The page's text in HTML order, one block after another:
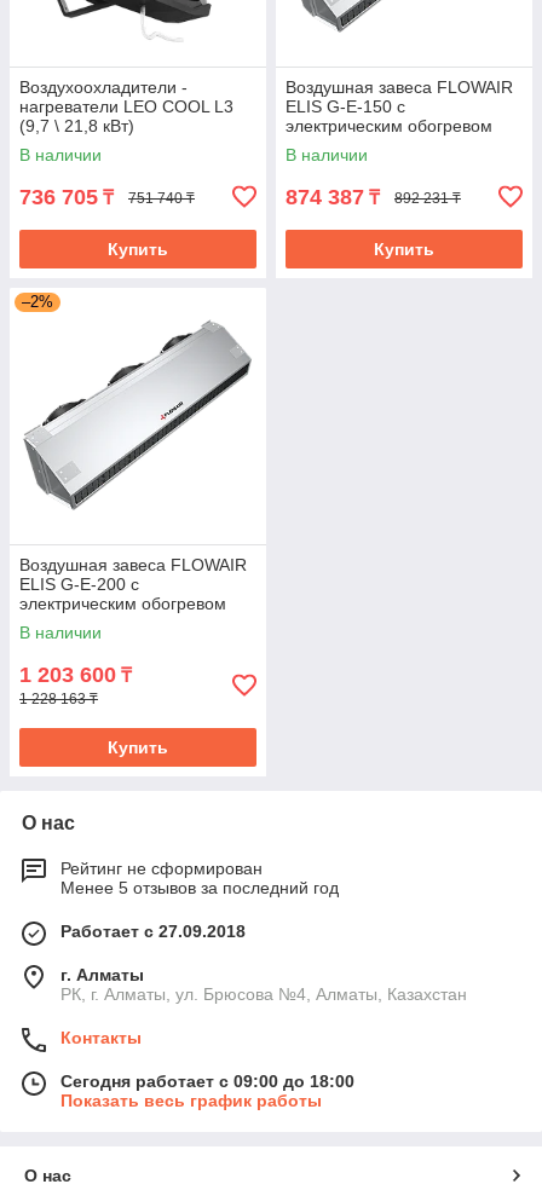
Воздухоохладители -
нагреватели LEO COOL L3
(9,7 \ 21,8 кВт)
В наличии
736 705 ₸ 751 740 ₸
Купить
Воздушная завеса FLOWAIR
ELIS G-E-150 с
электрическим обогревом
В наличии
874 387 ₸ 892 231 ₸
Купить
–2%
Воздушная завеса FLOWAIR
ELIS G-E-200 с
электрическим обогревом
В наличии
1 203 600 ₸
1 228 163 ₸
Купить
О нас
Рейтинг не сформирован
Менее 5 отзывов за последний год
Работает с 27.09.2018
г. Алматы
РК, г. Алматы, ул. Брюсова №4, Алматы, Казахстан
Контакты
Сегодня работает с 09:00 до 18:00
Показать весь график работы
О нас